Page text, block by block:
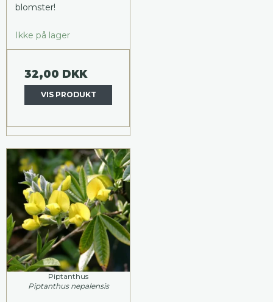
blomster!
Ikke på lager
32,00 DKK
VIS PRODUKT
Piptanthus
Piptanthus nepalensis